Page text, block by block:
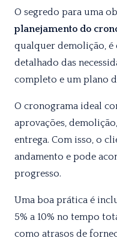
O segredo para uma
planejamento do
qualquer demolição, é
detalhado das
completo e um plano
O cronograma ideal
aprovações,
entrega. Com isso, o
andamento e pode
progresso.
Uma boa prática é
5% a 10% no tempo
como atrasos de